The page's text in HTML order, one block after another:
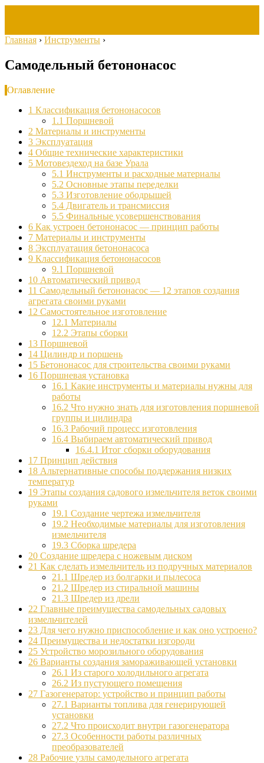
Главная › Инструменты ›
Самодельный бетононасос
Оглавление
1 Классификация бетононасосов
1.1 Поршневой
2 Материалы и инструменты
3 Эксплуатация
4 Общие технические характеристики
5 Мотовездеход на базе Урала
5.1 Инструменты и расходные материалы
5.2 Основные этапы переделки
5.3 Изготовление ободрышей
5.4 Двигатель и трансмиссия
5.5 Финальные усовершенствования
6 Как устроен бетононасос — принцип работы
7 Материалы и инструменты
8 Эксплуатация бетононасоса
9 Классификация бетононасосов
9.1 Поршневой
10 Автоматический привод
11 Самодельный бетононасос — 12 этапов создания
агрегата своими руками
12 Самостоятельное изготовление
12.1 Материалы
12.2 Этапы сборки
13 Поршневой
14 Цилиндр и поршень
15 Бетононасос для строительства своими руками
16 Поршневая установка
16.1 Какие инструменты и материалы нужны для
работы
16.2 Что нужно знать для изготовления поршневой
группы и цилиндра
16.3 Рабочий процесс изготовления
16.4 Выбираем автоматический привод
16.4.1 Итог сборки оборудования
17 Принцип действия
18 Альтернативные способы поддержания низких
температур
19 Этапы создания садового измельчителя веток своими
руками
19.1 Создание чертежа измельчителя
19.2 Необходимые материалы для изготовления
измельчителя
19.3 Сборка шредера
20 Создание шредера с ножевым диском
21 Как сделать измельчитель из подручных материалов
21.1 Шредер из болгарки и пылесоса
21.2 Шредер из стиральной машины
21.3 Шредер из дрели
22 Главные преимущества самодельных садовых
измельчителей
23 Для чего нужно приспособление и как оно устроено?
24 Преимущества и недостатки изгороди
25 Устройство морозильного оборудования
26 Варианты создания замораживающей установки
26.1 Из старого холодильного агрегата
26.2 Из пустующего помещения
27 Газогенератор: устройство и принцип работы
27.1 Варианты топлива для генерирующей
установки
27.2 Что происходит внутри газогенератора
27.3 Особенности работы различных
преобразователей
28 Рабочие узлы самодельного агрегата